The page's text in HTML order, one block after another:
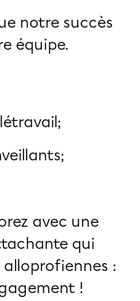
notre succès
équipe.
avec une
qui
:
!